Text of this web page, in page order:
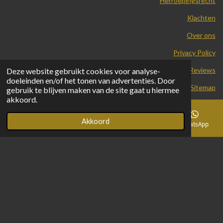
Deze website gebruikt cookies voor analyse-
doeleinden en/of het tonen van advertenties. Door
gebruik te blijven maken van de site gaat u hiermee
akkoord.
Akkoord
Klachten
Over ons
Privacy Policy
Reviews
Sitemap
© 2024 - 2026 Apito Creations
Telefoonnummer WhatsApp